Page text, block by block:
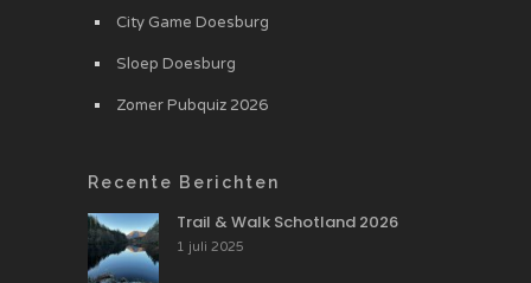
City Game Doesburg
Sloep Doesburg
Zomer Pubquiz 2026
Recente Berichten
Trail & Walk Schotland 2026
1 juli 2025